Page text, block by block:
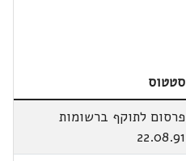
סטטוס
פרסום לתוקף ברשומות
22.08.91